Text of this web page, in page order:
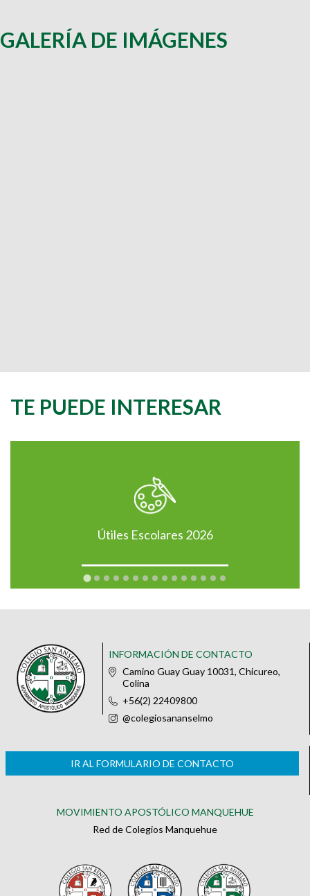
GALERÍA DE IMÁGENES
TE PUEDE INTERESAR
Útiles Escolares 2026
INFORMACIÓN DE CONTACTO
Camino Guay Guay 10031, Chicureo,
Colina
+56(2) 22409800
@colegiosananselmo
IR AL FORMULARIO DE CONTACTO
MOVIMIENTO APOSTÓLICO MANQUEHUE
Red de Colegios Manquehue